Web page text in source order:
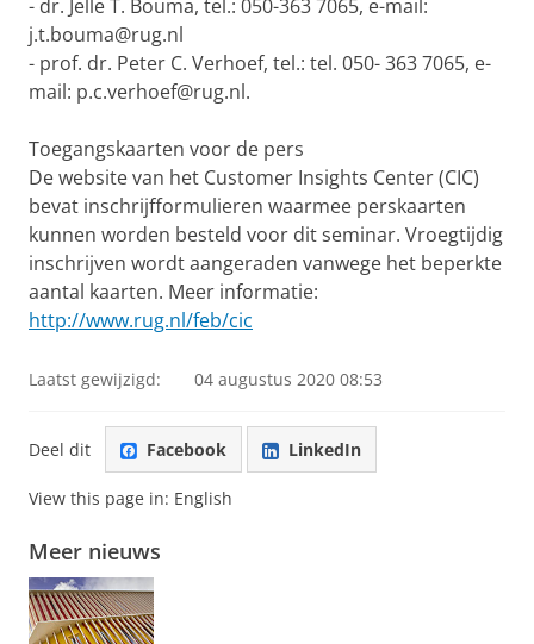
- dr. Jelle T. Bouma, tel.: 050-363 7065, e-mail:
j.t.bouma@rug.nl
- prof. dr. Peter C. Verhoef, tel.: tel. 050- 363 7065, e-
mail: p.c.verhoef@rug.nl.
Toegangskaarten voor de pers
De website van het Customer Insights Center (CIC)
bevat inschrijfformulieren waarmee perskaarten
kunnen worden besteld voor dit seminar. Vroegtijdig
inschrijven wordt aangeraden vanwege het beperkte
aantal kaarten. Meer informatie:
http://www.rug.nl/feb/cic
Laatst gewijzigd: 04 augustus 2020 08:53
Deel dit Facebook LinkedIn
View this page in: English
Meer nieuws